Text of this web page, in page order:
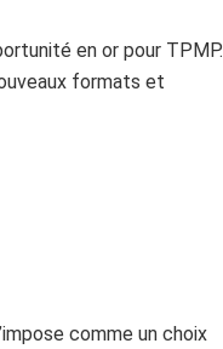
en or pour TPMP.
formats et
comme un choix